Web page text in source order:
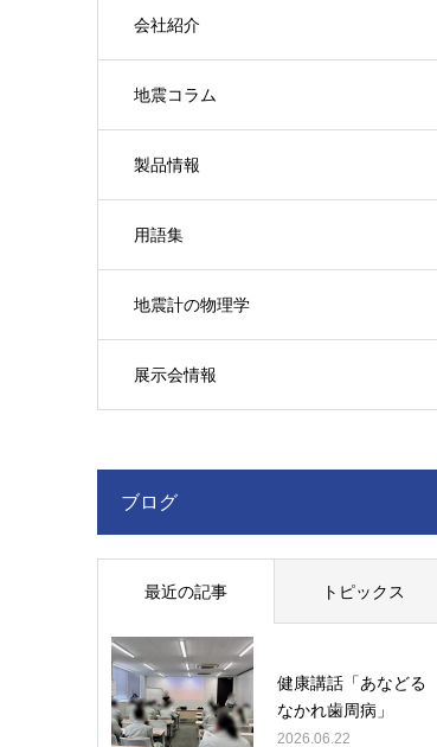
会社紹介
地震コラム
製品情報
用語集
地震計の物理学
展示会情報
ブログ
最近の記事 トピックス
健康講話「あなどる
なかれ歯周病」
2026.06.22